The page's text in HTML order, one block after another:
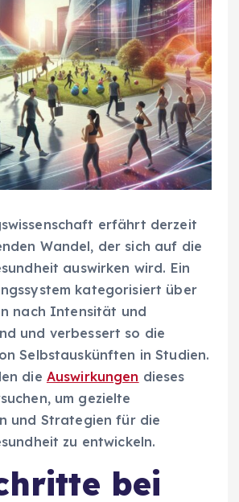
erfährt derzeit
Wandel, der sich auf die
auswirken wird. Ein
kategorisiert über
nach Intensität und
und verbessert so die
Selbstauskünften in Studien.
die Auswirkungen dieses
um gezielte
und Strategien für die
zu entwickeln.
bei